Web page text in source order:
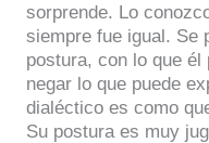
sorprende. Lo
siempre fue igual. Se
postura, con lo que él
negar lo que puede
dialéctico es como
Su postura es muy